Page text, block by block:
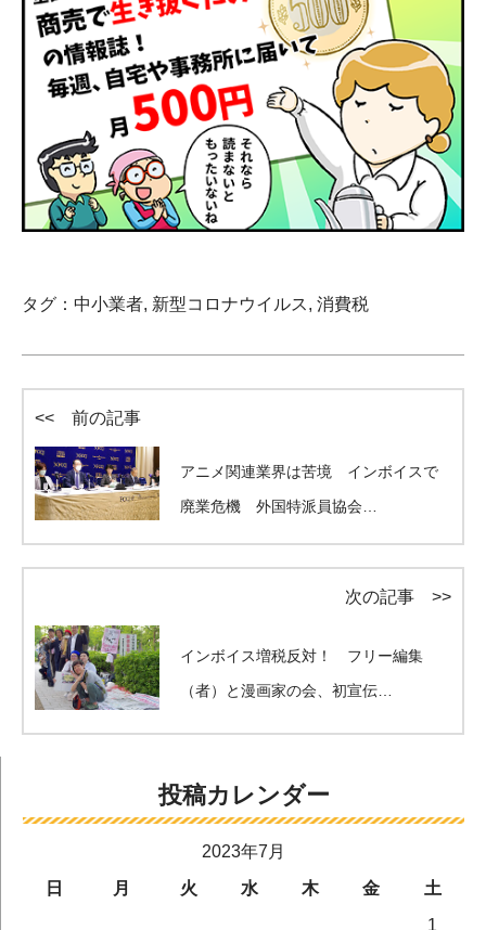
タグ： 中小業者, 新型コロナウイルス, 消費税
<< 前の記事
アニメ関連業界は苦境 インボイスで
廃業危機 外国特派員協会…
次の記事 >>
インボイス増税反対！ フリー編集
（者）と漫画家の会、初宣伝…
投稿カレンダー
2023年7月
日
月 火 水 木 金
土
1